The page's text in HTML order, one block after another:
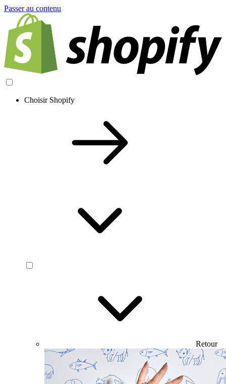
Passer au contenu
Choisir Shopify
Retour